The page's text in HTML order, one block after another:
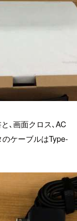
､画面クロス､AC
ケーブルはType-